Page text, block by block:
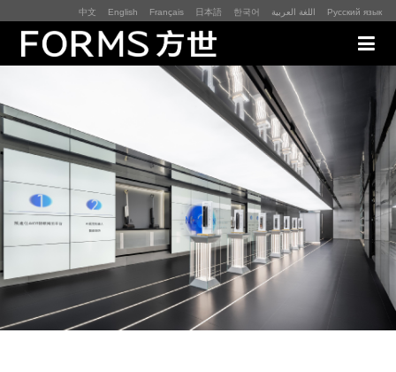
中文 English Français 日本語 한국어 اللغة العربية Русский язык
展厅展馆·EXHIBITION
零售终端与展示道具·SI&POSM
全球展会·EXPO
数字媒体与展项装置·CG&DVICE
联系